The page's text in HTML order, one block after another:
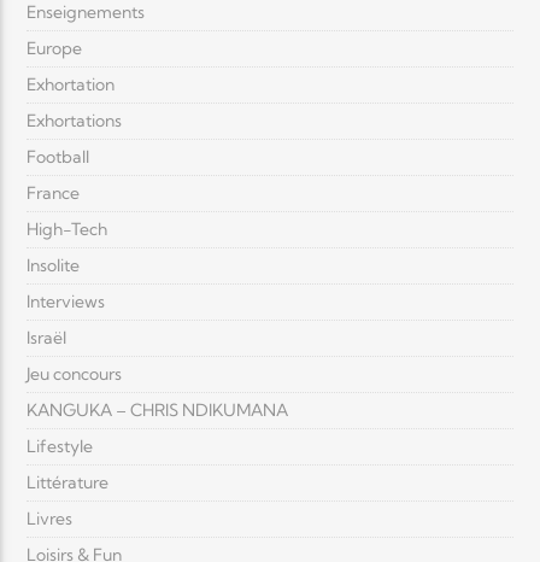
Enseignements
Europe
Exhortation
Exhortations
Football
France
High-Tech
Insolite
Interviews
Israël
Jeu concours
KANGUKA – CHRIS NDIKUMANA
Lifestyle
Littérature
Livres
Loisirs & Fun